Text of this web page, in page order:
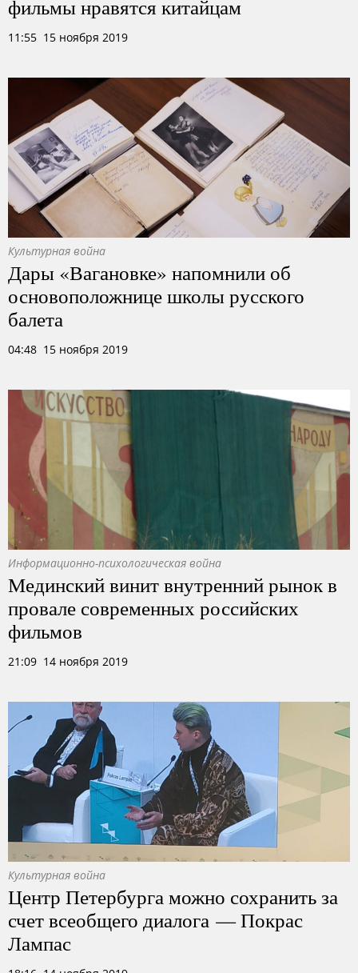
фильмы нравятся китайцам
11:55 15 ноября 2019
Культурная война
Дары «Вагановке» напомнили об
основоположнице школы русского
балета
04:48 15 ноября 2019
Информационно-психологическая война
Мединский винит внутренний рынок в
провале современных российских
фильмов
21:09 14 ноября 2019
Культурная война
Центр Петербурга можно сохранить за
счет всеобщего диалога — Покрас
Лампас